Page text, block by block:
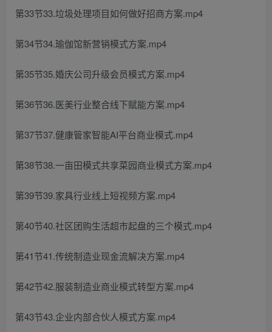
第33节33.垃圾处理项目如何做好招商方案.mp4
第34节34.瑜伽馆新营销模式方案.mp4
第35节35.婚庆公司升级会员模式方案.mp4
第36节36.医美行业整合线下赋能方案.mp4
第37节37.健康管家智能AI平台商业模式.mp4
第38节38.一亩田模式共享菜园商业模式方案.mp4
第39节39.家具行业线上短视频方案.mp4
第40节40.社区团购生活超市起盘的三个模式.mp4
第41节41.传统制造业现金流解决方案.mp4
第42节42.服装制造业商业模式转型方案.mp4
第43节43.企业内部合伙人模式方案.mp4